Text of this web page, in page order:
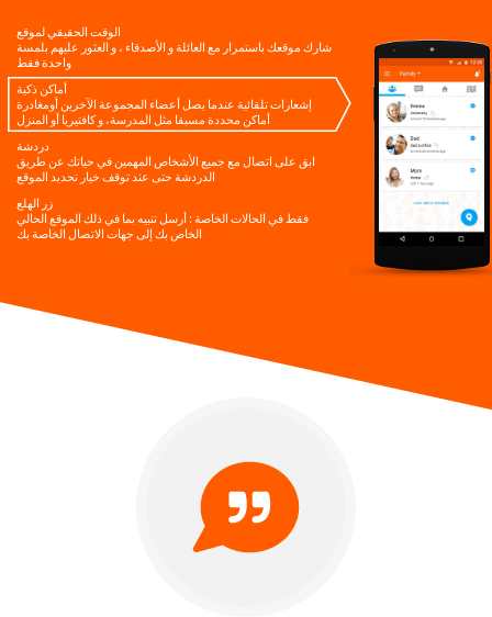
الوقت الحقيقي لموقع
شارك موقعك باستمرار مع العائلة و الأصدقاء ، و العثور عليهم بلمسة
واحدة فقط
أماكن ذكية
إشعارات تلقائية عندما يصل أعضاء المجموعة الآخرين أومغادرة
أماكن محددة مسبقا مثل المدرسة، و كافتيريا أو المنزل
دردشة
ابق على اتصال مع جميع الأشخاص المهمين في حياتك عن طريق
الدردشة حتى عند توقف خيار تحديد الموقع
زر الهلع
فقط في الحالات الخاصة : أرسل تنبيه بما في ذلك الموقع الحالي
الخاص بك إلى جهات الاتصال الخاصة بك